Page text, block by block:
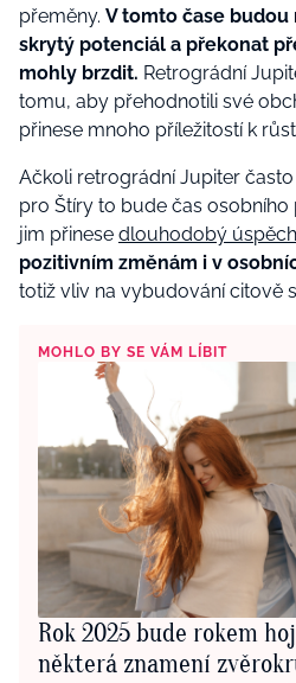
přeměny. V tomto čase
skrytý potenciál a překonat
mohly brzdit. Retrográdní
tomu, aby přehodnotili své
přinese mnoho příležitostí k
Ačkoli retrográdní Jupiter
pro Štíry to bude čas osobního
jim přinese dlouhodobý
pozitivním změnám i v
totiž vliv na vybudování citově
MOHLO BY SE VÁM LÍBIT
Rok 2025 bude rokem
některá znamení